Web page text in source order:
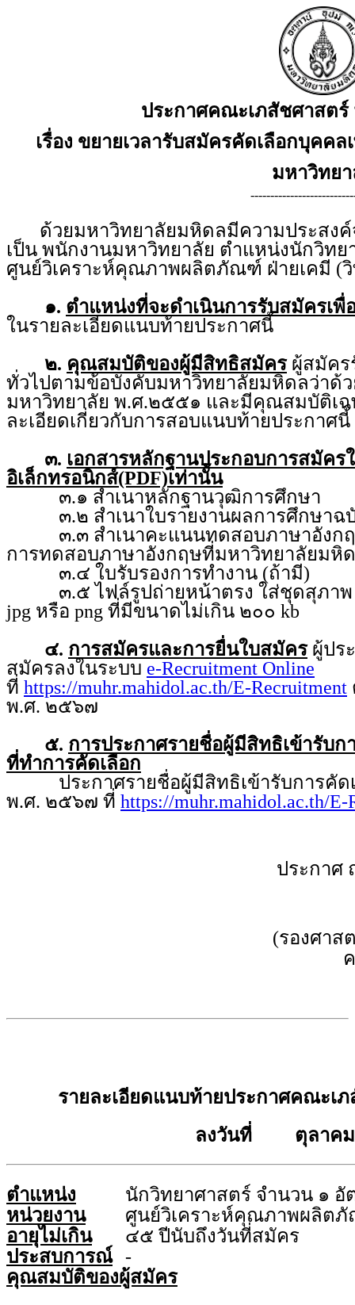
ประกาศคณะเภสัชศาสต
เรื่อง ขยายเวลารับสมัครคัดเลือกบุคค
มหาวิทย
ด้วยมหาวิทยาลัยมหิดลมีความประสงค์
เป็น พนักงานมหาวิทยาลัย ตำแหน่งนักวิท
ศูนย์วิเคราะห์คุณภาพผลิตภัณฑ์ ฝ่ายเคมี (
๑. ตำแหน่งที่จะดำเนินการรับสมัครเพื่
ในรายละเอียดแนบท้ายประกาศนี้
๒. คุณสมบัติของผู้มีสิทธิสมัครผู้สมัคร
ทั่วไปตามข้อบังคับมหาวิทยาลัยมหิดลว่าด้
มหาวิทยาลัย พ.ศ.๒๕๕๑ และมีคุณสมบัติเฉ
ละเอียดเกี่ยวกับการสอบแนบท้ายประกาศนี้
๓. เอกสารหลักฐานประกอบการสมัค
อิเล็กทรอนิกส์(PDF)เท่านั้น
๓.๑ สำเนาหลักฐานวุฒิการศึกษา
๓.๒ สำเนาใบรายงานผลการศึกษาฉ
๓.๓ สำเนาคะแนนทดสอบภาษาอังกฤ
การทดสอบภาษาอังกฤษที่มหาวิทยาลัยมหิ
๓.๔ ใบรับรองการทำงาน (ถ้ามี)
๓.๕ ไฟล์รูปถ่ายหน้าตรง ใส่ชุดสุภาพ ถ่
jpg หรือ png ที่มีขนาดไม่เกิน ๒๐๐ kb
๔. การสมัครและการยื่นใบสมัครผู้ปร
สมัครลงในระบบ e-Recruitment Online
ที่ https://muhr.mahidol.ac.th/E-Recruitment
พ.ศ. ๒๕๖๗
๕. การประกาศรายชื่อผู้มีสิทธิเข้ารับก
ที่ทำการคัดเลือก
ประกาศรายชื่อผู้มีสิทธิเข้ารับการคัดเ
พ.ศ. ๒๕๖๗ ที่ https://muhr.mahidol.ac.th/E-
ประกา
(รองศาส
รายละเอียดแนบท้ายประกาศคณะเ
ลงวันที่ ตุลาคม
ตำแหน่ง
นักวิทยาศาสตร์ จำนวน ๑ อั
หน่วยงาน
ศูนย์วิเคราะห์คุณภาพผลิต
อายุไม่เกิน
๔๕ ปีนับถึงวันที่สมัคร
ประสบการณ์
-
คุณสมบัติของผู้สมัคร